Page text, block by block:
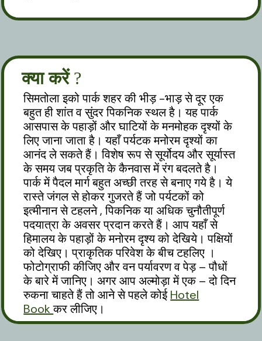
क्या करें ?
सिमतोला इको पार्क शहर की भीड़ -भाड़ से दूर एक
बहुत ही शांत व सुंदर पिकनिक स्थल है। यह पार्क
आसपास के पहाड़ों और घाटियों के मनमोहक दृश्यों के
लिए जाना जाता है। यहाँ पर्यटक मनोरम दृश्यों का
आनंद ले सकते हैं। विशेष रूप से सूर्योदय और सूर्यास्त
के समय जब प्रकृति के कैनवास में रंग बदलते है।
पार्क में पैदल मार्ग बहुत अच्छी तरह से बनाए गये है। ये
रास्ते जंगल से होकर गुजरते हैं जो पर्यटकों को
इत्मीनान से टहलने , पिकनिक या अधिक चुनौतीपूर्ण
पदयात्रा के अवसर प्रदान करते हैं। आप यहाँ से
हिमालय के पहाड़ों के मनोरम दृश्य को देखिये। पक्षियों
को देखिए। प्राकृतिक परिवेश के बीच टहलिए ।
फोटोग्राफी कीजिए और वन पर्यावरण व पेड़ – पौधों
के बारे में जानिए। अगर आप अल्मोड़ा में एक – दो दिन
रुकना चाहते हैं तो आने से पहले कोईHotel
Bookकर लीजिए।